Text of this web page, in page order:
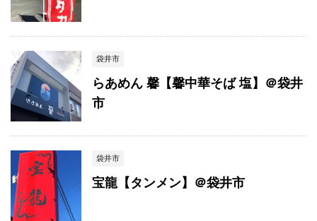
袋井市
らあめん 馨【馨中華そば 塩】＠袋井
市
袋井市
宝龍【タンメン】＠袋井市